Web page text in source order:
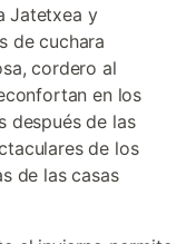
Jatetxea y
de cuchara
cordero al
en los
después de las
de los
de las casas